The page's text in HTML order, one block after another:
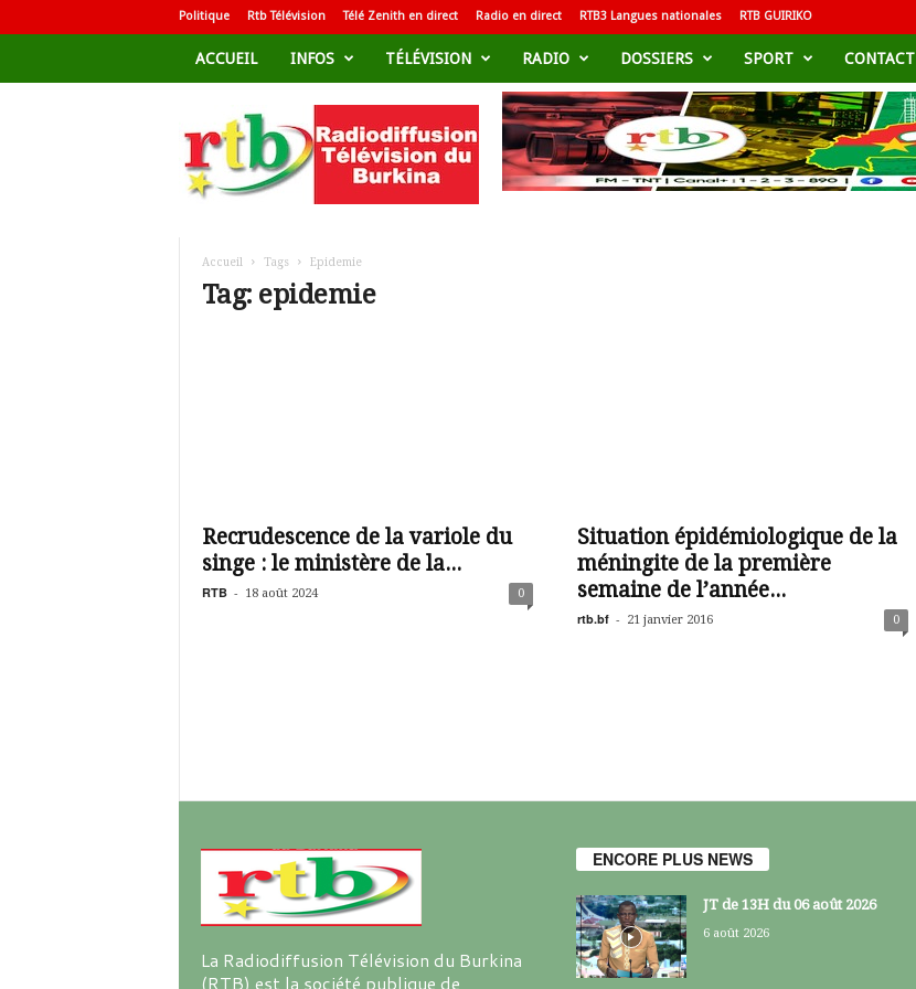
Politique Rtb Télévision Télé Zenith en direct Radio en direct RTB3 Langues nationales RTB GUIRIKO
ACCUEIL INFOS TÉLÉVISION RADIO DOSSIERS SPORT CONTACT
d
i
i
Accueil Tags Epidemie
Tag: epidemie
Recrudescence de la variole du
singe : le ministère de la...
RTB - 18 août 2024 0
Situation épidémiologique de la
méningite de la première
semaine de l’année...
rtb.bf - 21 janvier 2016 0
La Radiodiffusion Télévision du Burkina
(RTB) est la société publique de
ENCORE PLUS NEWS
JT de 13H du 06 août 2026
6 août 2026